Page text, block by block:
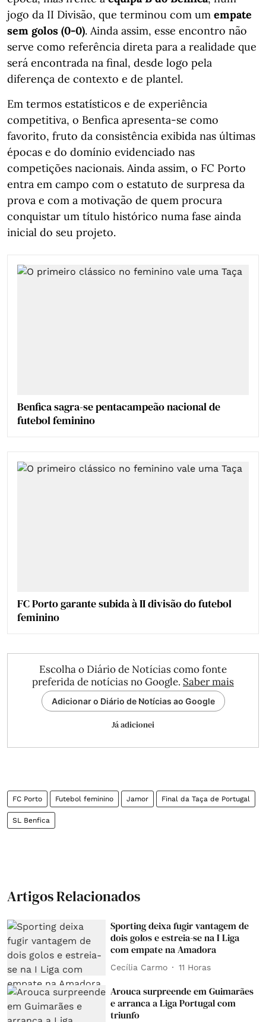
jogo da II Divisão, que terminou com um empate
sem golos (0-0). Ainda assim, esse encontro não
serve como referência direta para a realidade que
será encontrada na final, desde logo pela
diferença de contexto e de plantel.
Em termos estatísticos e de experiência
competitiva, o Benfica apresenta-se como
favorito, fruto da consistência exibida nas últimas
épocas e do domínio evidenciado nas
competições nacionais. Ainda assim, o FC Porto
entra em campo com o estatuto de surpresa da
prova e com a motivação de quem procura
conquistar um título histórico numa fase ainda
inicial do seu projeto.
Benfica sagra-se pentacampeão nacional de
futebol feminino
FC Porto garante subida à II divisão do futebol
feminino
Escolha o Diário de Notícias como fonte
preferida de notícias no Google. Saber mais
Adicionar o Diário de Notícias ao Google
Já adicionei
FC Porto Futebol feminino Jamor Final da Taça de Portugal
SL Benfica
Artigos Relacionados
Sporting deixa fugir vantagem de
dois golos e estreia-se na I Liga
com empate na Amadora
Cecília Carmo 11 Horas
Arouca surpreende em Guimarães
e arranca a Liga Portugal com
triunfo